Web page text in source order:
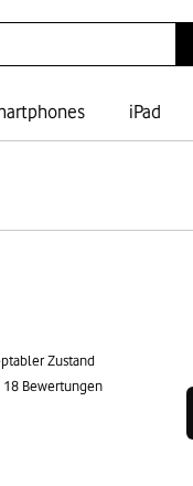
iPad
Zustand
18 Bewertungen